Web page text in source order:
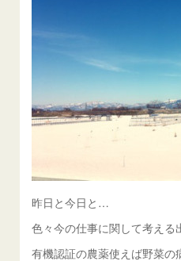
昨日と今日と…
色々今の仕事に関して考える
有機認証の農薬使えば野菜